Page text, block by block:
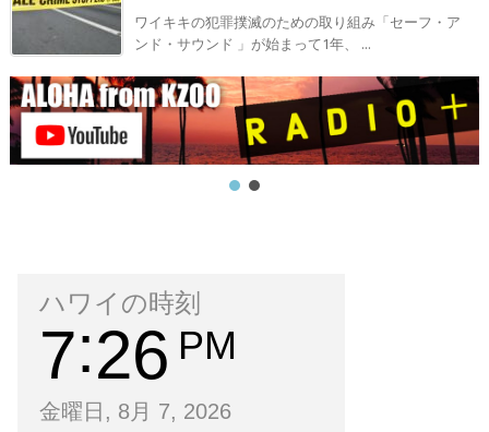
ワイキキの犯罪撲滅のための取り組み「セーフ・ア
ンド・サウンド 」が始まって1年、 ...
ハワイの時刻
7 26 PM
金曜日, 8月 7, 2026